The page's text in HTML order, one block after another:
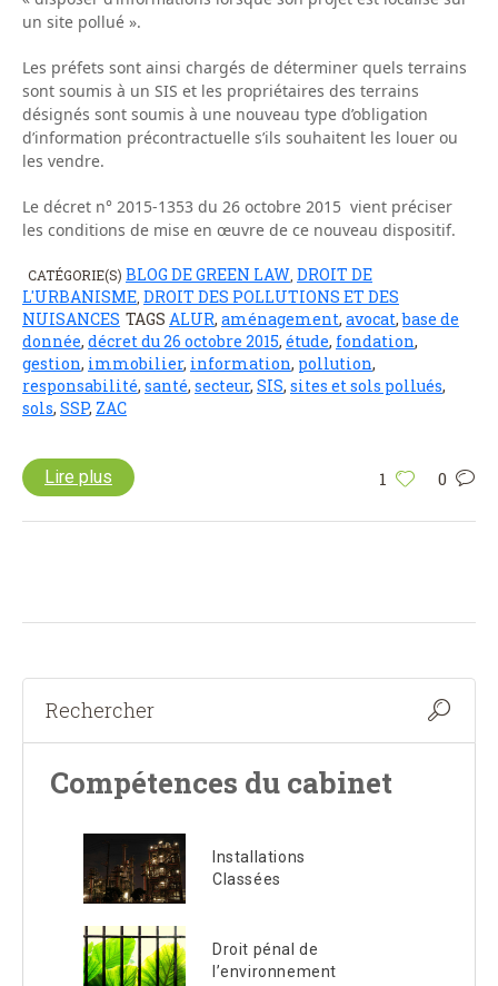
un site pollué ».
Les préfets sont ainsi chargés de déterminer quels terrains
sont soumis à un SIS et les propriétaires des terrains
désignés sont soumis à une nouveau type d’obligation
d’information précontractuelle s’ils souhaitent les louer ou
les vendre.
Le décret n° 2015-1353 du 26 octobre 2015 vient préciser
les conditions de mise en œuvre de ce nouveau dispositif.
CATÉGORIE(S) BLOG DE GREEN LAW DROIT DE
L'URBANISME DROIT DES POLLUTIONS ET DES
NUISANCES TAGS ALUR, aménagement, avocat,base de
donnée, décret du 26 octobre 2015, étude, fondation,
gestion, immobilier, information, pollution,
responsabilité, santé, secteur, SIS, sites et sols pollués,
sols, SSP, ZAC
1 0
Lire plus
Compétences du cabinet
Installations
Classées
Droit pénal de
l’environnement